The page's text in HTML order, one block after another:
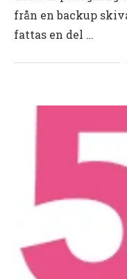
från en backup
fattas en del …